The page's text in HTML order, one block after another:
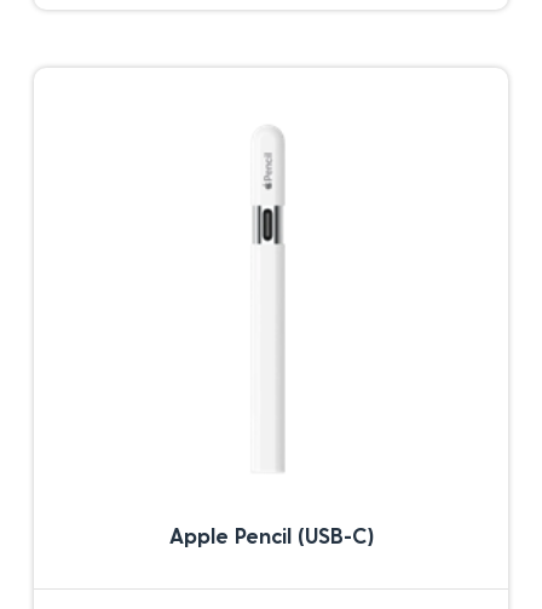
Apple Pencil (USB-C)